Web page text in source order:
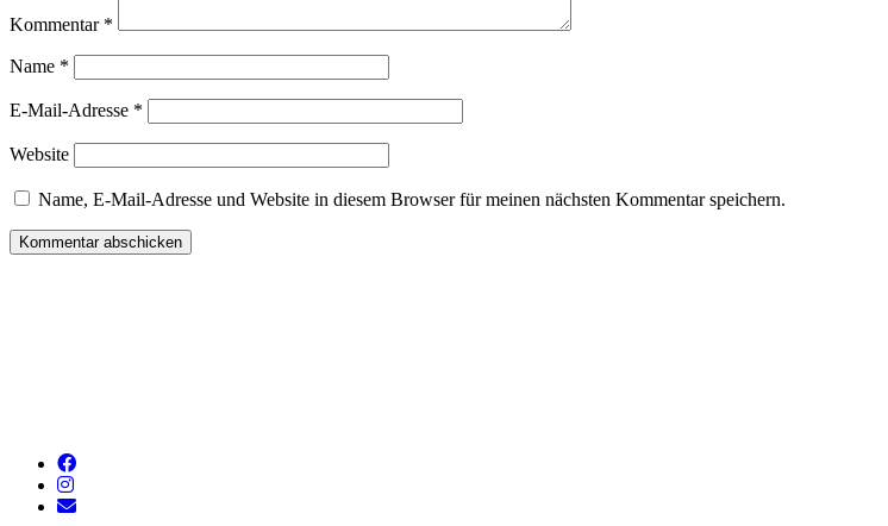
Kommentar *
Name *
E-Mail-Adresse *
Website
Name, E-Mail-Adresse und Website in diesem Browser für meinen nächsten Kommentar speichern.